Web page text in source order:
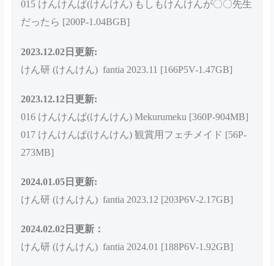
2023.11.02日更新:
けん研 (けんけん) fantia 2023.10 [163P6V-2.16GB]
014 けんけんぱ(けんけん) Sweet Room [202P-916MB]
015 けんけんぱ(けんけん) もしもけんけんが〇〇先生
だったら [200P-1.04BGB]
けん研 (けんけん) fantia 2023.11 [166P5V-1.47GB]
016 けんけんぱ(けんけん) Mekurumeku [360P-904MB]
017 けんけんぱ(けんけん) 観賞用フェチメイド [56P-